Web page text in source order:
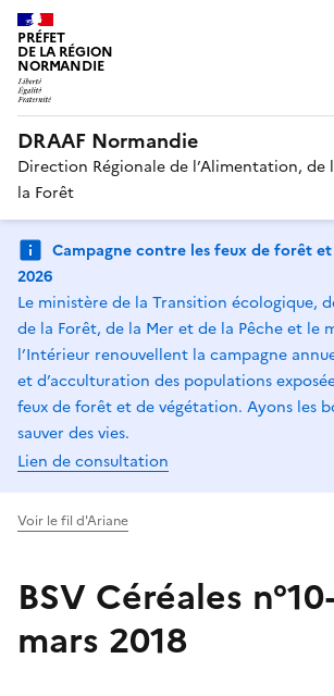
PRÉFET
DE LA RÉGION
NORMANDIE
DRAAF Normandie
Direction Régionale de l’Alimentation, de
la Forêt
Campagne contre les feux de forêt
2026
Le ministère de la Transition écologique,
de la Forêt, de la Mer et de la Pêche et le
l’Intérieur renouvellent la campagne
et d’acculturation des populations
feux de forêt et de végétation. Ayons les
sauver des vies.
Lien de consultation
Voir le fil d'Ariane
BSV Céréales
mars 2018